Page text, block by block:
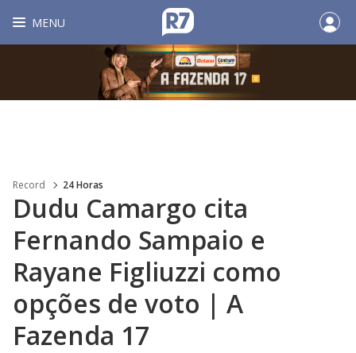
MENU
Record 24 Horas
Dudu Camargo cita
Fernando Sampaio e
Rayane Figliuzzi como
opções de voto | A
Fazenda 17